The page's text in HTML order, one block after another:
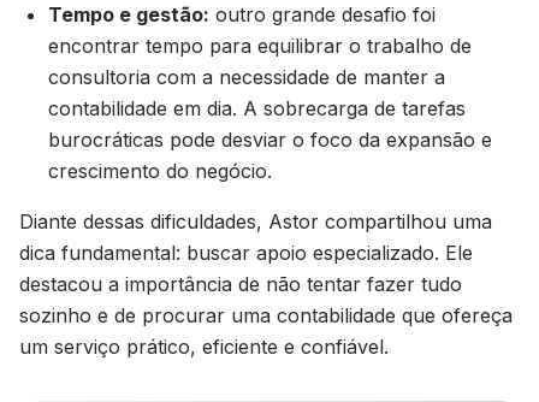
Tempo e gestão: outro grande desafio foi
encontrar tempo para equilibrar o trabalho de
consultoria com a necessidade de manter a
contabilidade em dia. A sobrecarga de tarefas
burocráticas pode desviar o foco da expansão e
crescimento do negócio.
Diante dessas dificuldades, Astor compartilhou uma
dica fundamental: buscar apoio especializado. Ele
destacou a importância de não tentar fazer tudo
sozinho e de procurar uma contabilidade que ofereça
um serviço prático, eficiente e confiável.